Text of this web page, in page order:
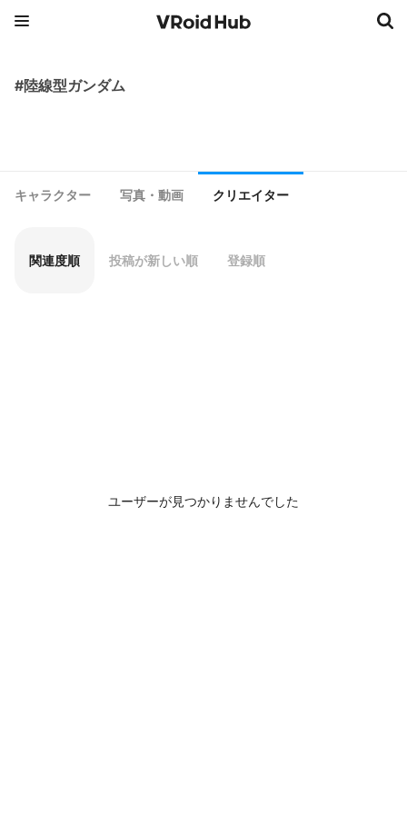
#陸線型ガンダム
キャラクター 写真・動画 クリエイター
関連度順 投稿が新しい順 登録順
ユーザーが見つかりませんでした